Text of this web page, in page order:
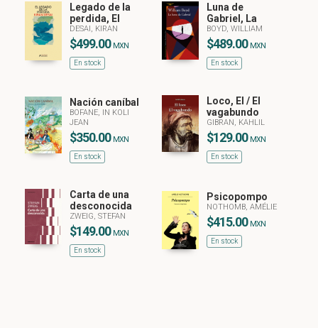
Legado de la
perdida, El
DESAI, KIRAN
$499.00 MXN
En stock
Luna de
Gabriel, La
BOYD, WILLIAM
$489.00 MXN
En stock
Nación caníbal
BOFANE, IN KOLI
JEAN
$350.00 MXN
En stock
Loco, El / El
vagabundo
GIBRAN, KAHLIL
$129.00 MXN
En stock
Carta de una
desconocida
ZWEIG, STEFAN
$149.00 MXN
En stock
Psicopompo
NOTHOMB, AMÉLIE
$415.00 MXN
En stock